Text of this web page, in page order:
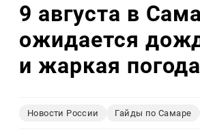
9 августа в
ожидается
и жаркая погода
Новости России Гайды по Самаре